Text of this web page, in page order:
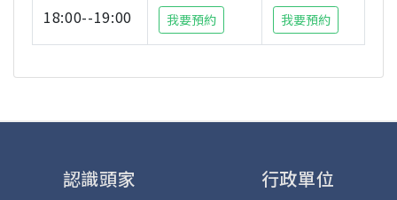
18:00--19:00 我要預約 我要預約
認識頭家 行政單位